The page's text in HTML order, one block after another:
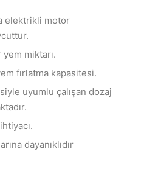
elektrikli motor
miktarı.
fırlatma kapasitesi.
uyumlu çalışan dozaj
dayanıklıdır